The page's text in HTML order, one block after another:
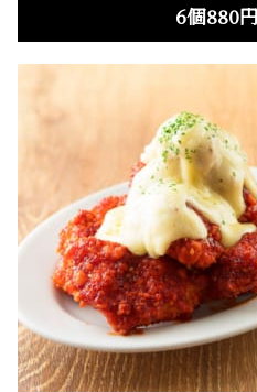
6個880円